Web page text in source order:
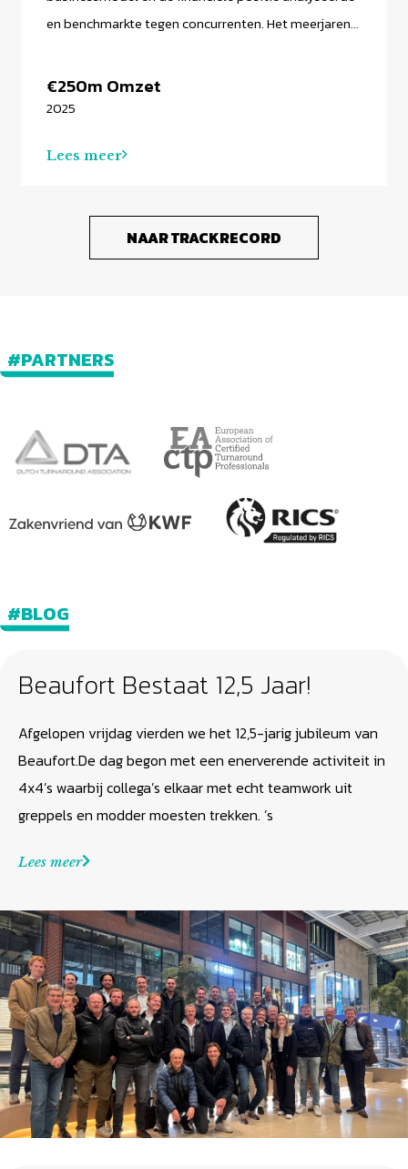
en benchmarkte tegen concurrenten. Het meerjaren-
keuzes in kostenbasis en productportfolio voor
structurele liquiditeitsverbetering.
€250m Omzet
2025
Lees meer
NAAR TRACKRECORD
#PARTNERS
#BLOG
Beaufort Bestaat 12,5 Jaar!
Afgelopen vrijdag vierden we het 12,5-jarig jubileum van
Beaufort.De dag begon met een enerverende activiteit in
4x4’s waarbij collega’s elkaar met echt teamwork uit
greppels en modder moesten trekken. ’s
Lees meer